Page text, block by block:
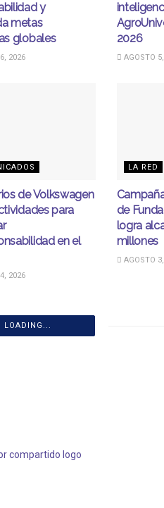
y
metas
globales
2026
2026
AGOSTO
de Volkswagen
para
en el
2026
LA RED
de
logra
millones
AGOSTO
LOADING...